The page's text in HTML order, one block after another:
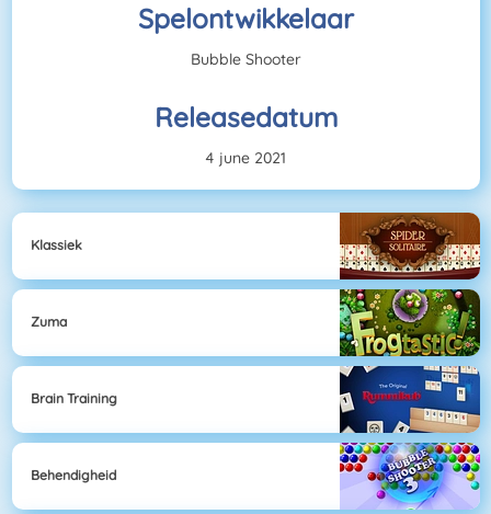
Spelontwikkelaar
Bubble Shooter
Releasedatum
4 june 2021
Klassiek
Zuma
Brain Training
Behendigheid